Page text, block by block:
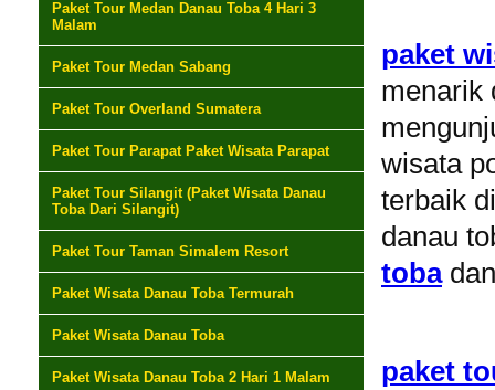
Paket Tour Medan Danau Toba 4 Hari 3
Malam
Paket Tour Medan Sabang
Paket Tour Overland Sumatera
Paket Tour Parapat Paket Wisata Parapat
Paket Tour Silangit (Paket Wisata Danau
Toba Dari Silangit)
Paket Tour Taman Simalem Resort
Paket Wisata Danau Toba Termurah
Paket Wisata Danau Toba
Paket Wisata Danau Toba 2 Hari 1 Malam
paket
menarik
wisata
terbaik
danau
toba
paket